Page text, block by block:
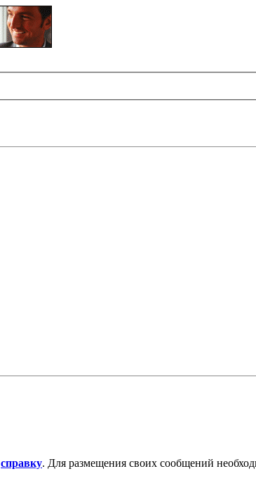
справку. Для размещения своих сообщений